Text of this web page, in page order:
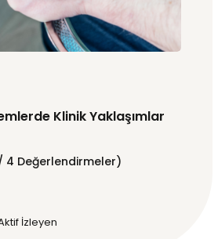
Klinik Yaklaşımlar
4 Değerlendirmeler)
İzleyen